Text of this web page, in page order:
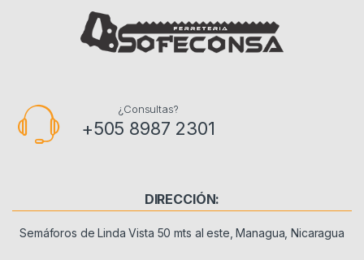
¿Consultas?
+505 8987 2301
DIRECCIÓN:
Semáforos de Linda Vista 50 mts al este, Managua, Nicaragua